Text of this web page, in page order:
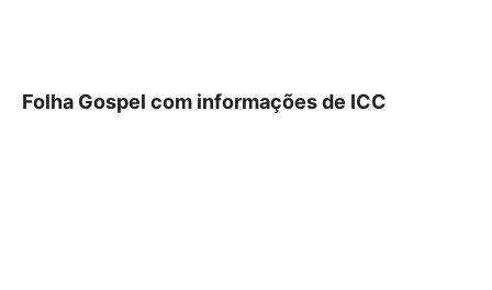
Folha Gospel com informações de ICC